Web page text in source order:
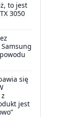
to jest
3050
się
jest